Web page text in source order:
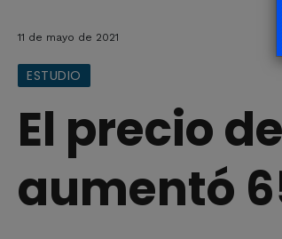
11 de mayo de 2021
ESTUDIO
El precio
aumentó